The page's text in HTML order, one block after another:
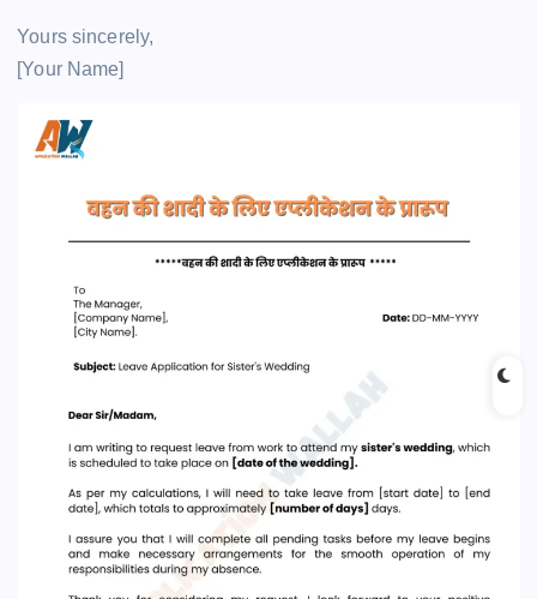
Yours sincerely,
[Your Name]